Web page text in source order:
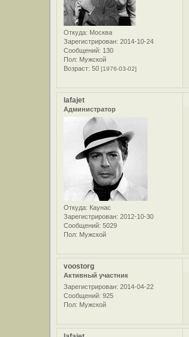
Откуда: Москва
Зарегистрирован: 2014-10-24
Сообщений: 130
Пол: Мужской
Возраст: 50[1976-03-02]
lafajet
Администратор
Откуда: Каунас
Зарегистрирован: 2012-10-30
Сообщений: 5029
Пол: Мужской
voostorg
Активный участник
Зарегистрирован: 2014-04-22
Сообщений: 925
Пол: Мужской